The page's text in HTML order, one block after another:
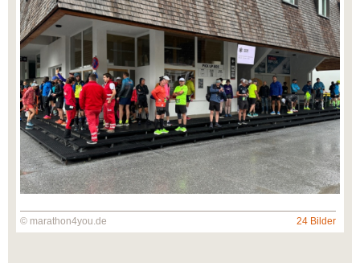
© marathon4you.de 24 Bilder